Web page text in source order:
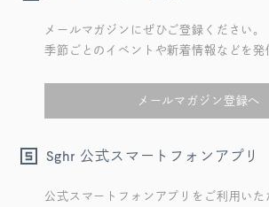
メールマガジンにぜひご登録ください。
季節ごとのイベントや新着情報などを発
メールマガジン登録へ
Sghr 公式スマートフォンアプリ
公式スマートフォンアプリをご利用いた